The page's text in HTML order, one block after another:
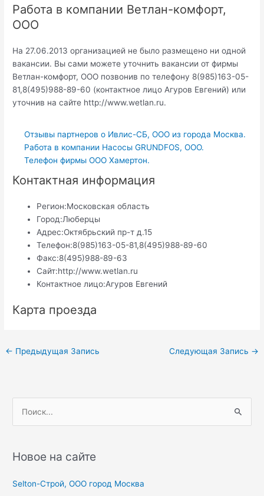
Работа в компании Ветлан-комфорт,
ООО
На 27.06.2013 организацией не было размещено ни одной
вакансии. Вы сами можете уточнить вакансии от фирмы
Ветлан-комфорт, ООО позвонив по телефону 8(985)163-05-
81,8(495)988-89-60 (контактное лицо Агуров Евгений) или
уточнив на сайте http://www.wetlan.ru.
Отзывы партнеров о Ивлис-СБ, ООО из города Москва.
Работа в компании Насосы GRUNDFOS, ООО.
Телефон фирмы ООО Хамертон.
Контактная информация
Регион:Московская область
Город:Люберцы
Адрес:Октябрьский пр-т д.15
Телефон:8(985)163-05-81,8(495)988-89-60
Факс:8(495)988-89-63
Сайт:http://www.wetlan.ru
Контактное лицо:Агуров Евгений
Карта проезда
Навигация
← Предыдущая Запись Следующая Запись →
с
:
Новое на сайте
Selton-Строй, OOO город Москва